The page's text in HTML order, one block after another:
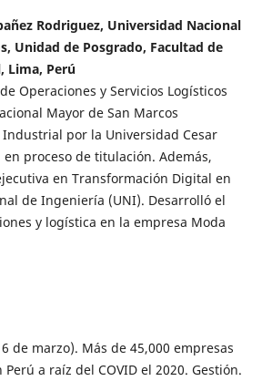
Rodriguez, Universidad Nacional
Unidad de Posgrado, Facultad de
Lima, Perú
Operaciones y Servicios Logísticos
Mayor de San Marcos
por la Universidad Cesar
proceso de titulación. Además,
en Transformación Digital en
de Ingeniería (UNI). Desarrolló el
y logística en la empresa Moda
de marzo). Más de 45,000 empresas
a raíz del COVID el 2020. Gestión.